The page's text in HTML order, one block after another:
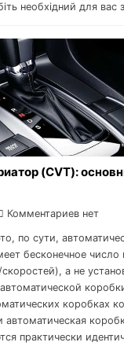
необхідний для
(CVT):
Комментариев нет
по сути,
бесконечное число
а не
коробках
практически